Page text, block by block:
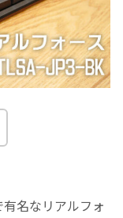
名なリアルフォ